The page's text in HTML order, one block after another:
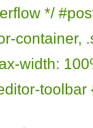
*/
container,
width: